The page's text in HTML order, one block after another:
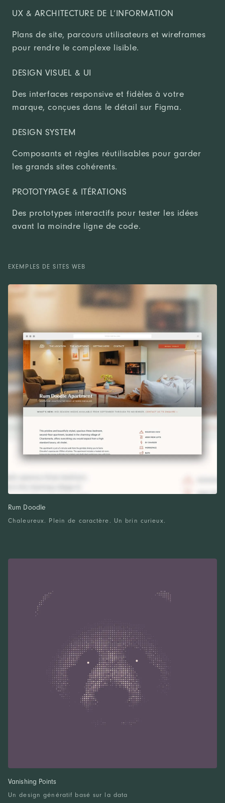
UX & ARCHITECTURE DE L’INFORMATION
Plans de site, parcours utilisateurs et wireframes
pour rendre le complexe lisible.
DESIGN VISUEL & UI
Des interfaces responsive et fidèles à votre
marque, conçues dans le détail sur Figma.
DESIGN SYSTEM
Composants et règles réutilisables pour garder
les grands sites cohérents.
PROTOTYPAGE & ITÉRATIONS
Des prototypes interactifs pour tester les idées
avant la moindre ligne de code.
EXEMPLES DE SITES WEB
Rum Doodle
Chaleureux. Plein de caractère. Un brin curieux.
Vanishing Points
Un design génératif basé sur la data